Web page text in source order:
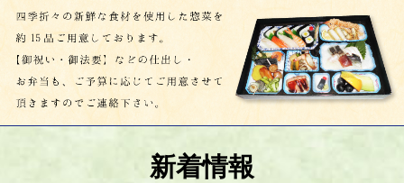
店舗案内
プライバシーポリシー
サイトマップ
新着情報